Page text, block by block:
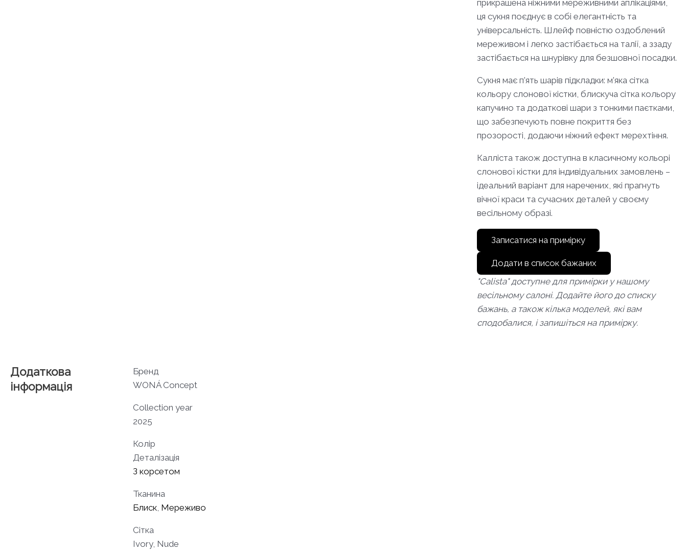
прикрашена ніжними мереживними аплікаціями,
ця сукня поєднує в собі елегантність та
універсальність. Шлейф повністю оздоблений
мереживом і легко застібається на талії, а ззаду
застібається на шнурівку для безшовної посадки.
Сукня має п’ять шарів підкладки: м’яка сітка
кольору слонової кістки, блискуча сітка кольору
капучино та додаткові шари з тонкими паєтками,
що забезпечують повне покриття без
прозорості, додаючи ніжний ефект мерехтіння.
Калліста також доступна в класичному кольорі
слонової кістки для індивідуальних замовлень –
ідеальний варіант для наречених, які прагнуть
вічної краси та сучасних деталей у своєму
весільному образі.
Записатися на примірку
Додати в список бажаних
"Calista" доступне для примірки у нашому
весільному салоні. Додайте його до списку
бажань, а також кілька моделей, які вам
сподобалися, і запишіться на примірку.
Додаткова
інформація
Бренд
WONÁ Concept
Collection year
2025
Колір
Деталізація
З корсетом
Тканина
Блиск Мереживо
Сітка
Ivory, Nude